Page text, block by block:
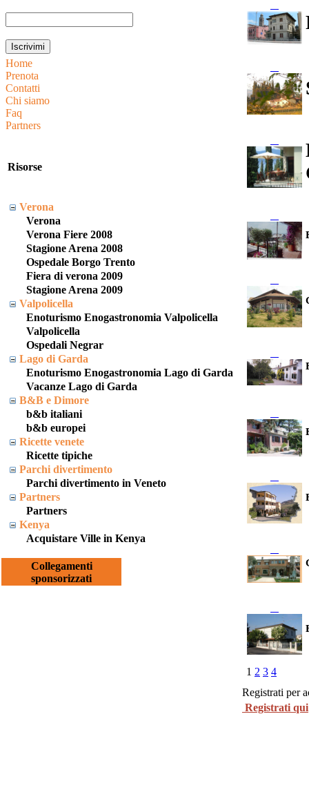
Home
Prenota
Contatti
Chi siamo
Faq
Partners
Risorse
Verona
Verona
Verona Fiere 2008
Stagione Arena 2008
Ospedale Borgo Trento
Fiera di verona 2009
Stagione Arena 2009
Valpolicella
Enoturismo Enogastronomia Valpolicella
Valpolicella
Ospedali Negrar
Lago di Garda
Enoturismo Enogastronomia Lago di Garda
Vacanze Lago di Garda
B&B e Dimore
b&b italiani
b&b europei
Ricette venete
Ricette tipiche
Parchi divertimento
Parchi divertimento in Veneto
Partners
Partners
Kenya
Acquistare Ville in Kenya
Collegamenti
sponsorizzati
1 2 3 4
Registrati per
Registrati qui